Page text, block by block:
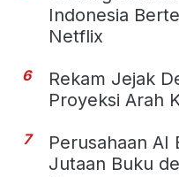
Indonesia
Netflix
6
Rekam Jejak
Proyeksi Arah
7
Perusahaan AI
Jutaan Buku